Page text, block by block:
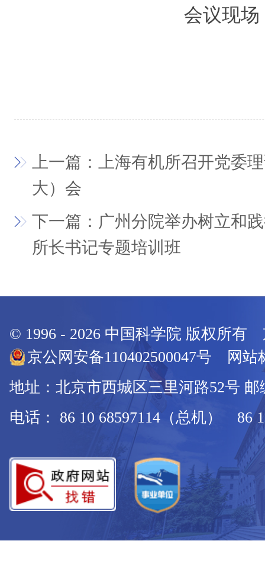
会议现场
上一篇：上海有机所召开党委
大）会
下一篇：广州分院举办树立和
所长书记专题培训班
© 1996 - 2026 中国科学院 版权所有
京公网安备110402500047号 网站
地址：北京市西城区三里河路52号 邮
电话： 86 10 68597114（总机） 86